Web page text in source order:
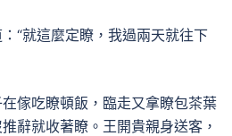
就這麼定瞭，我過兩天就往下
吃瞭頓飯，臨走又拿瞭包茶葉
辭就收著瞭。王開貴親身送客，